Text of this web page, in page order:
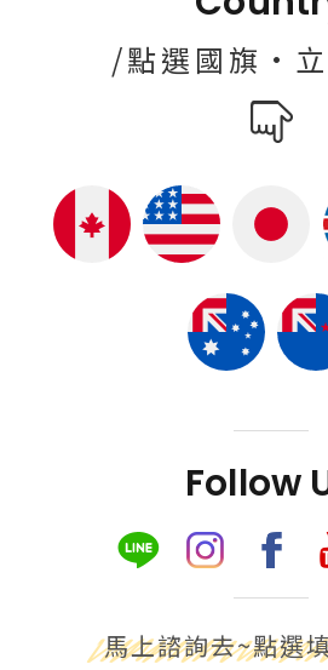
/點選國旗·立
Follow
馬上諮詢去~點選